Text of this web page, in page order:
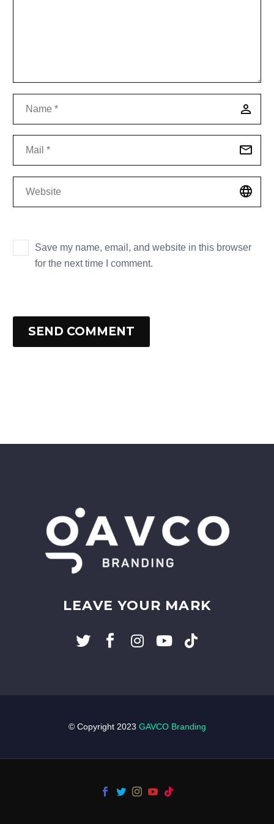
Save my name, email, and website in this browser
for the next time I comment.
SEND COMMENT
LEAVE YOUR MARK
© Copyright 2023 GAVCO Branding